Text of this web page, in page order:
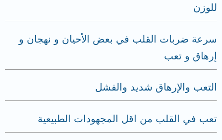
للوزن
سرعة ضربات القلب في بعض الأحيان و نهجان و
إرهاق و تعب
التعب والإرهاق شديد والفشل
تعب في القلب من اقل المجهودات الطبيعية